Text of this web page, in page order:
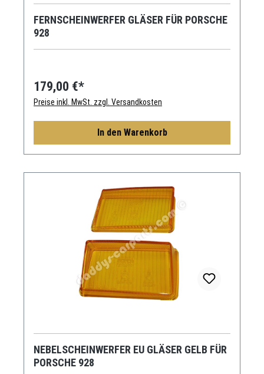
FERNSCHEINWERFER GLÄSER FÜR PORSCHE
928
179,00 €*
Preise inkl. MwSt. zzgl. Versandkosten
In den Warenkorb
NEBELSCHEINWERFER EU GLÄSER GELB FÜR
PORSCHE 928